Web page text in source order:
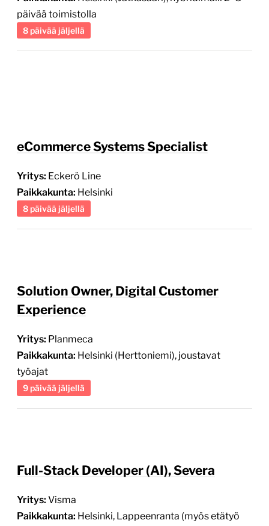
päivää toimistolla
8 päivää jäljellä
eCommerce Systems Specialist
Yritys: Eckerö Line
Paikkakunta: Helsinki
8 päivää jäljellä
Solution Owner, Digital Customer
Experience
Yritys: Planmeca
Paikkakunta: Helsinki (Herttoniemi), joustavat
työajat
9 päivää jäljellä
Full-Stack Developer (AI), Severa
Yritys: Visma
Paikkakunta: Helsinki, Lappeenranta (myös etätyö